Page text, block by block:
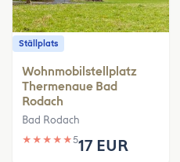
Ställplats
Wohnmobilstellplatz
Thermenaue Bad
Rodach
Bad Rodach
★ ★ ★ ★ ★517 EUR